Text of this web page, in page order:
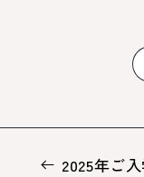
2025年ご